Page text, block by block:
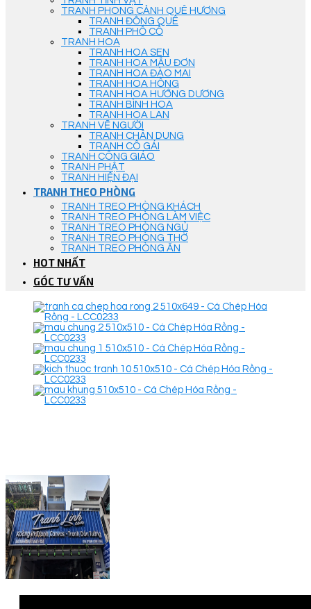
TRANH PHONG CẢNH QUÊ HƯƠNG
TRANH ĐỒNG QUÊ
TRANH PHỐ CỔ
TRANH HOA
TRANH HOA SEN
TRANH HOA MẪU ĐƠN
TRANH HOA ĐÀO MAI
TRANH HOA HỒNG
TRANH HOA HƯỚNG DƯƠNG
TRANH BÌNH HOA
TRANH HOA LAN
TRANH VẼ NGƯỜI
TRANH CHÂN DUNG
TRANH CÔ GÁI
TRANH CÔNG GIÁO
TRANH PHẬT
TRANH HIỆN ĐẠI
TRANH THEO PHÒNG
TRANH TREO PHÒNG KHÁCH
TRANH TREO PHÒNG LÀM VIỆC
TRANH TREO PHÒNG NGỦ
TRANH TREO PHÒNG THỜ
TRANH TREO PHÒNG ĂN
HOT NHẤT
GÓC TƯ VẤN